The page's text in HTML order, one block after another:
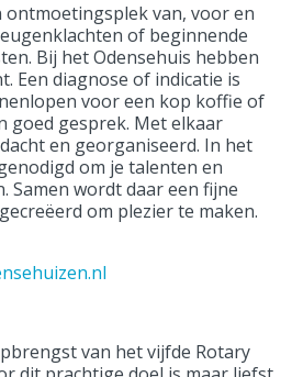
ontmoetingsplek van, voor en
of beginnende
Bij het Odensehuis hebben
Een diagnose of indicatie is
voor een kop koffie of
goed gesprek. Met elkaar
en georganiseerd. In het
om je talenten en
Samen wordt daar een fijne
om plezier te maken.
van het vijfde Rotary